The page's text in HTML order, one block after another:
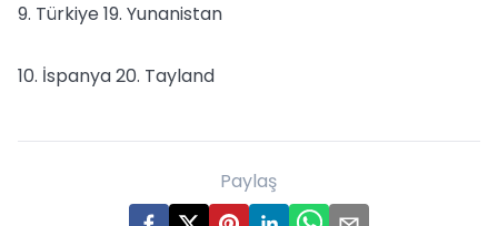
9. Türkiye 19. Yunanistan
10. İspanya 20. Tayland
Paylaş